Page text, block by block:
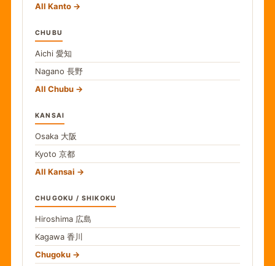
All Kanto
CHUBU
Aichi 愛知
Nagano 長野
All Chubu
KANSAI
Osaka 大阪
Kyoto 京都
All Kansai
CHUGOKU / SHIKOKU
Hiroshima 広島
Kagawa 香川
Chugoku